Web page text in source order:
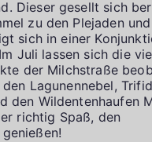
Dieser gesellt sich
zu den Plejaden
sich in einer
Juli lassen sich die
der Milchstraße
Lagunennebel,
den Wildentenhaufen
richtig Spaß, den